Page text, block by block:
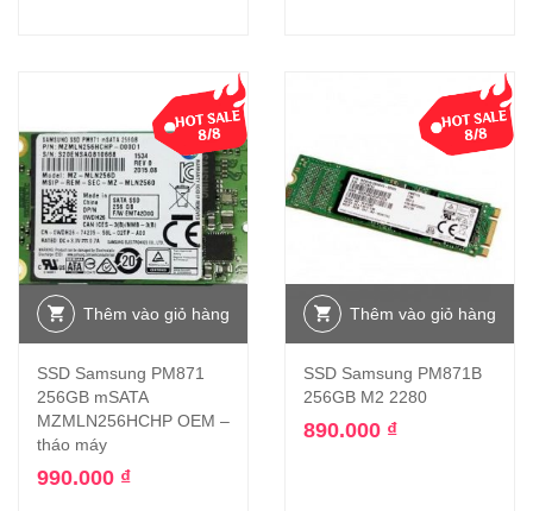
Thêm vào giỏ hàng
SSD Samsung PM871
256GB mSATA
MZMLN256HCHP OEM –
tháo máy
990.000 ₫
Thêm vào giỏ hàng
SSD Samsung PM871B
256GB M2 2280
890.000 ₫